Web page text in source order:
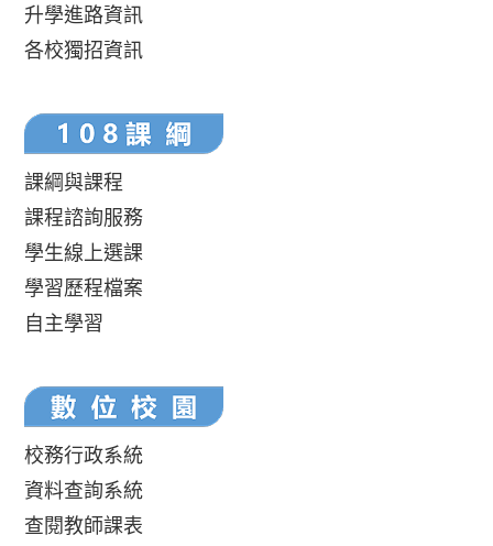
升學進路資訊
各校獨招資訊
課綱與課程
課程諮詢服務
學生線上選課
學習歷程檔案
自主學習
校務行政系統
資料查詢系統
查閱教師課表